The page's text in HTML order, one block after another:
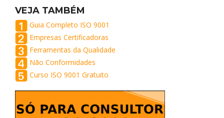
VEJA TAMBÉM
Guia Completo ISO 9001
Empresas Certificadoras
Ferramentas da Qualidade
Não Conformidades
Curso ISO 9001 Gratuito